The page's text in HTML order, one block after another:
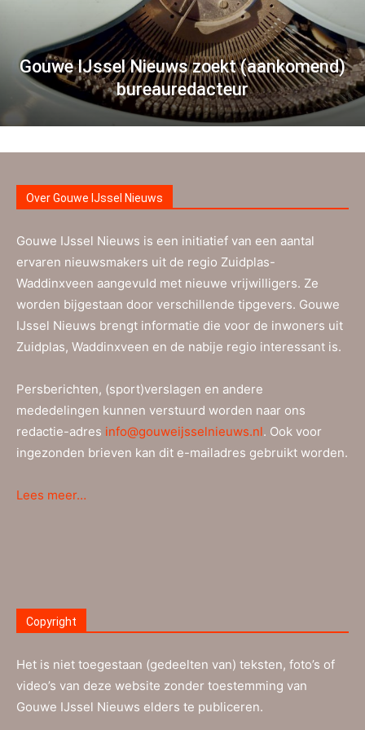
Gouwe IJssel Nieuws zoekt (aankomend)
bureauredacteur
Over Gouwe IJssel Nieuws
Gouwe IJssel Nieuws is een initiatief van een aantal
ervaren nieuwsmakers uit de regio Zuidplas-
Waddinxveen aangevuld met nieuwe vrijwilligers. Ze
worden bijgestaan door verschillende tipgevers. Gouwe
IJssel Nieuws brengt informatie die voor de inwoners uit
Zuidplas, Waddinxveen en de nabije regio interessant is.
Persberichten, (sport)verslagen en andere
mededelingen kunnen verstuurd worden naar ons
redactie-adres info@gouweijsselnieuws.nl. Ook voor
ingezonden brieven kan dit e-mailadres gebruikt worden.
Lees meer…
Copyright
Het is niet toegestaan (gedeelten van) teksten, foto’s of
video’s van deze website zonder toestemming van
Gouwe IJssel Nieuws elders te publiceren.